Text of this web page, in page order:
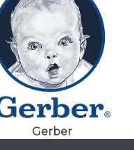
Gerber